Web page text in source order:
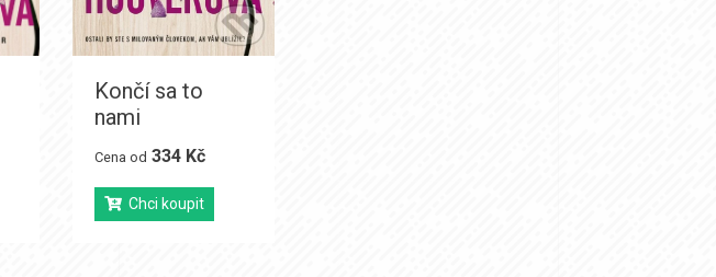
Končí sa to
nami
Cena od 334 Kč
Chci koupit